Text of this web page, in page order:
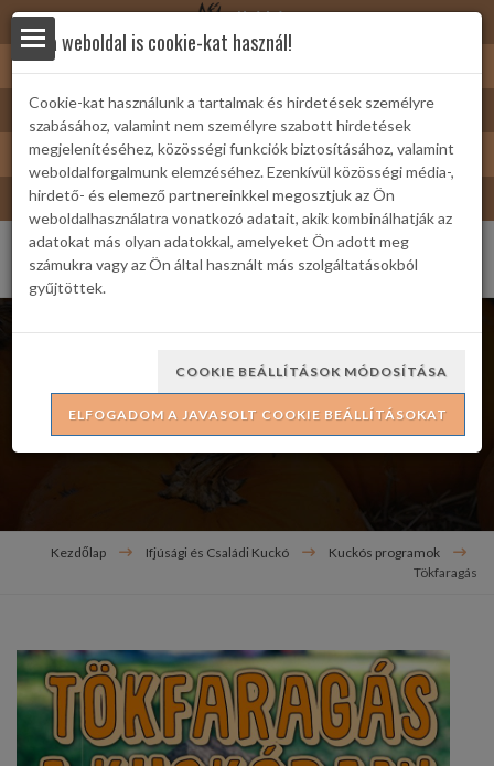
Nyírbátor
Nyírbátor/Barát kártya
Turizmus
Bátor Televízió
Tökfaragás
Kezdőlap Ifjúsági és Családi Kuckó
Kuckós programok
Tökfaragás
Ez a weboldal is cookie-kat használ!
Cookie-kat használunk a tartalmak és hirdetések személyre
szabásához, valamint nem személyre szabott hirdetések
megjelenítéséhez, közösségi funkciók biztosításához, valamint
weboldalforgalmunk elemzéséhez. Ezenkívül közösségi média-,
hirdető- és elemező partnereinkkel megosztjuk az Ön
weboldalhasználatra vonatkozó adatait, akik kombinálhatják az
adatokat más olyan adatokkal, amelyeket Ön adott meg
számukra vagy az Ön által használt más szolgáltatásokból
gyűjtöttek.
COOKIE BEÁLLÍTÁSOK MÓDOSÍTÁSA
ELFOGADOM A JAVASOLT COOKIE BEÁLLÍTÁSOKAT